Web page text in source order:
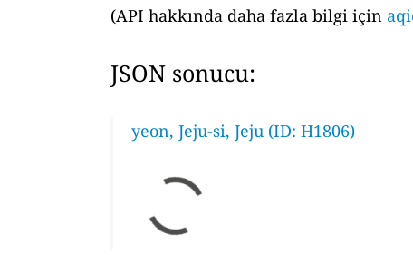
(API hakkında daha fazla bilgi için
JSON sonucu:
yeon, Jeju-si, Jeju (ID: H1806)